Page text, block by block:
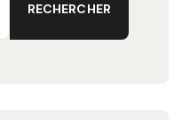
RECHERCHER